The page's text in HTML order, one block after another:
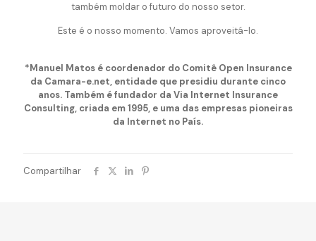
também moldar o futuro do nosso setor.
Este é o nosso momento. Vamos aproveitá-lo.
*Manuel Matos é coordenador do Comitê Open Insurance
da Camara-e.net, entidade que presidiu durante cinco
anos. Também é fundador da Via Internet Insurance
Consulting, criada em 1995, e uma das empresas pioneiras
da Internet no País.
Compartilhar